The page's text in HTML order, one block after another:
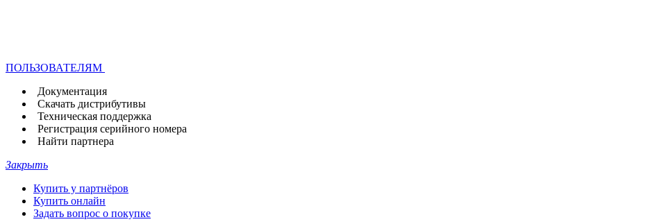
ПОЛЬЗОВАТЕЛЯМ
Документация
Скачать дистрибутивы
Техническая поддержка
Регистрация серийного номера
Найти партнера
Закрыть
Купить у партнёров
Купить онлайн
Задать вопрос о покупке